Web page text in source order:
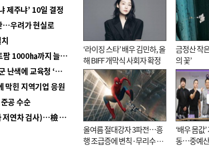
제주냐’ 10일 결정
…우려가 현실로
■ 경남 농정 비전 ‘잘 사는 농촌’…스마트팜 1000㏊까지 늘린다
■ 교육혁신선도지 공모 코앞인데…구·군 난색에 교육청 ‘쩔쩔’
막힌 지역기업 응원
공 수순
■ 검사 신분 버리고 직급하향(10년 이하 저연차 검사)…檢 중수청행 기피
‘라이징 스타’ 배우 김민하, 올
해 BIFF 개막식 사회자 확정
금정산 작
의 꽃’
올여름 절대강자 3파전…흥
행 조급증에 변칙·무리수 마
‘배우 몸값
동…중예